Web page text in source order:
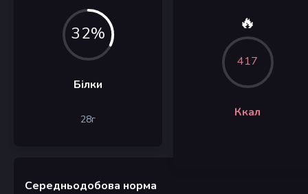
32%
Білки
28г
🔥
417
Ккал
Середньодобова норма